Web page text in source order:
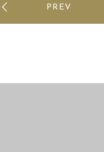
PREV